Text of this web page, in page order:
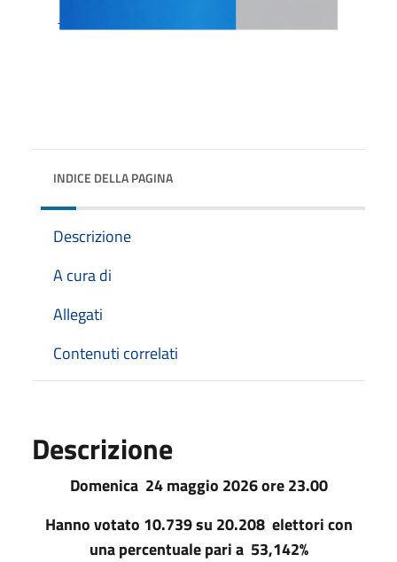
INDICE DELLA PAGINA
Descrizione
A cura di
Allegati
Contenuti correlati
Descrizione
Domenica 24 maggio 2026 ore 23.00
Hanno votato 10.739 su 20.208 elettori con
una percentuale pari a 53,142%